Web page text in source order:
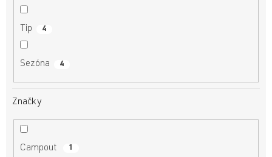
Tip 4
Sezóna 4
Značky
Campout 1